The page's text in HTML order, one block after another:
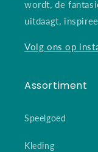
wordt, de
uitdaagt,
Volg ons op
Assortiment
Speelgoed
Kleding